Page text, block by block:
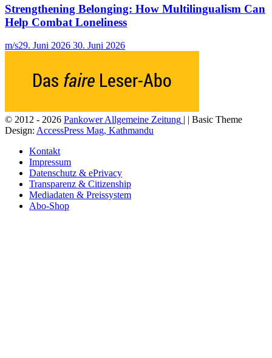
Strengthening Belonging: How Multilingualism Can
Help Combat Loneliness
m/s29. Juni 2026 30. Juni 2026
© 2012 - 2026 Pankower Allgemeine Zeitung | | Basic Theme
Design: AccessPress Mag, Kathmandu
Kontakt
Impressum
Datenschutz & ePrivacy
Transparenz & Citizenship
Mediadaten & Preissystem
Abo-Shop